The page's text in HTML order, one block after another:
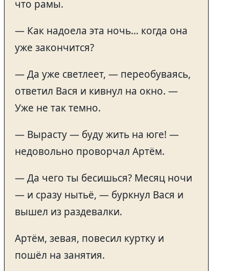
что рамы.
— Как надоела эта ночь… когда она
уже закончится?
— Да уже светлеет, — переобуваясь,
ответил Вася и кивнул на окно. —
Уже не так темно.
— Вырасту — буду жить на юге! —
недовольно проворчал Артём.
— Да чего ты бесишься? Месяц ночи
— и сразу нытьё, — буркнул Вася и
вышел из раздевалки.
Артём, зевая, повесил куртку и
пошёл на занятия.